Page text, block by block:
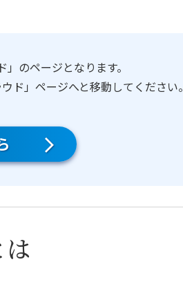
のページとなります。
ド」ページへと移動してください。